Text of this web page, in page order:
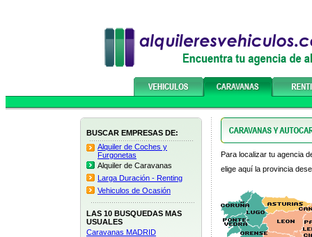
BUSCAR EMPRESAS DE:
Alquiler de Coches y
Furgonetas
Alquiler de Caravanas
Larga Duración - Renting
Vehiculos de Ocasión
LAS 10 BUSQUEDAS MAS
USUALES
Caravanas MADRID
Para localizar tu agencia
elige aquí la provincia